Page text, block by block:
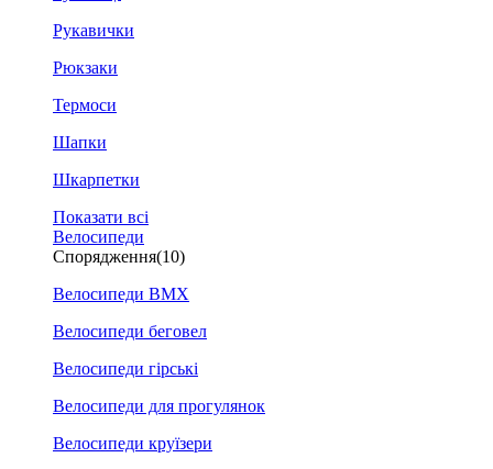
Рукавички
Рюкзаки
Термоси
Шапки
Шкарпетки
Показати всі
Велосипеди
Спорядження(10)
Велосипеди BMX
Велосипеди беговел
Велосипеди гірські
Велосипеди для прогулянок
Велосипеди круїзери